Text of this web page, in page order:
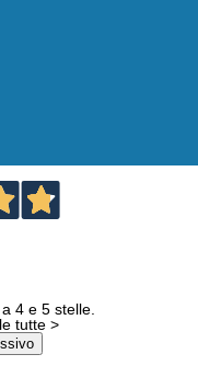
4 e 5 stelle.
tutte >